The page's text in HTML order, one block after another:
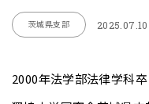
茨城県支部 2025.07.10
2000年法学部法律学科卒